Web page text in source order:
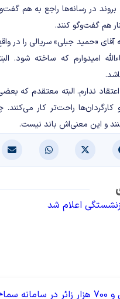
بروند در رسانه‌ها راجع به هم
هم گفت‌وگو کنند.
«حمید جبلی» سریالی را در
امیدوارم که ساخته شود.
ندارم. البته معتقدم که
کارگردان‌ها راحت‌تر کار
و این معنی‌اش باند نیست.